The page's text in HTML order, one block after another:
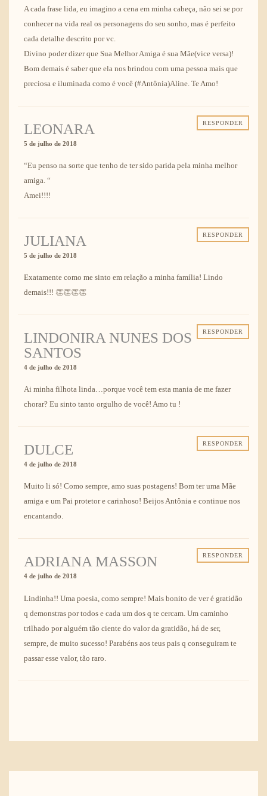
A cada frase lida, eu imagino a cena em minha cabeça, não sei se por
conhecer na vida real os personagens do seu sonho, mas é perfeito
cada detalhe descrito por vc.
Divino poder dizer que Sua Melhor Amiga é sua Mãe(vice versa)!
Bom demais é saber que ela nos brindou com uma pessoa mais que
preciosa e iluminada como é você (#Antônia)Aline. Te Amo!
RESPONDER
LEONARA
5 de julho de 2018
“Eu penso na sorte que tenho de ter sido parida pela minha melhor
amiga. “
Amei!!!!
RESPONDER
JULIANA
5 de julho de 2018
Exatamente como me sinto em relação a minha família! Lindo
demais!!! 👏👏👏👏
RESPONDER
LINDONIRA NUNES DOS
SANTOS
4 de julho de 2018
Ai minha filhota linda…porque você tem esta mania de me fazer
chorar? Eu sinto tanto orgulho de você! Amo tu !
RESPONDER
DULCE
4 de julho de 2018
Muito li só! Como sempre, amo suas postagens! Bom ter uma Mãe
amiga e um Pai protetor e carinhoso! Beijos Antônia e continue nos
encantando.
RESPONDER
ADRIANA MASSON
4 de julho de 2018
Lindinha!! Uma poesia, como sempre! Mais bonito de ver é gratidão
q demonstras por todos e cada um dos q te cercam. Um caminho
trilhado por alguém tão ciente do valor da gratidão, há de ser,
sempre, de muito sucesso! Parabéns aos teus pais q conseguiram te
passar esse valor, tão raro.